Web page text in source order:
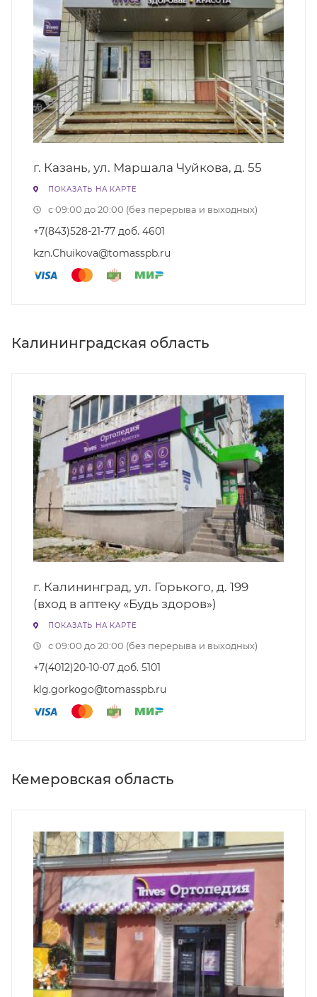
г. Казань, ул. Маршала Чуйкова, д. 55
ПОКАЗАТЬ НА КАРТЕ
с 09:00 до 20:00 (без перерыва и выходных)
+7(843)528-21-77 доб. 4601
kzn.Chuikova@tomasspb.ru
Калининградская область
г. Калининград, ул. Горького, д. 199
(вход в аптеку «Будь здоров»)
ПОКАЗАТЬ НА КАРТЕ
с 09:00 до 20:00 (без перерыва и выходных)
+7(4012)20-10-07 доб. 5101
klg.gorkogo@tomasspb.ru
Кемеровская область